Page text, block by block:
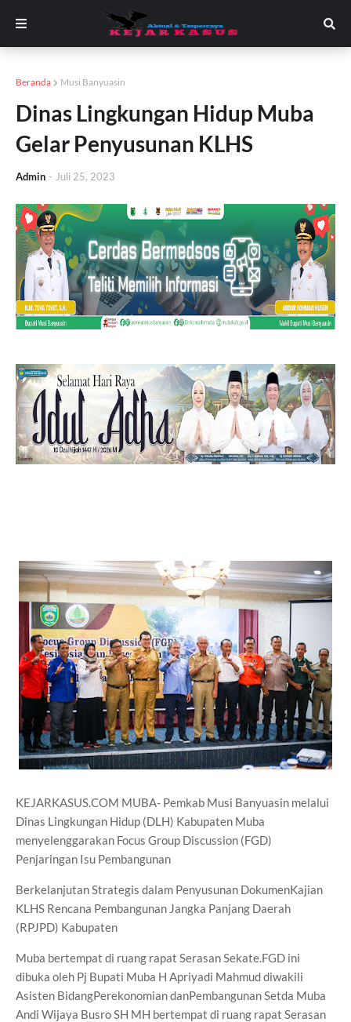
Beranda Musi Banyuasin
Dinas Lingkungan Hidup Muba
Gelar Penyusunan KLHS
Admin - Juli 25, 2023
KEJARKASUS.COM MUBA- Pemkab Musi Banyuasin melalui
Dinas Lingkungan Hidup (DLH) Kabupaten Muba
menyelenggarakan Focus Group Discussion (FGD)
Penjaringan Isu Pembangunan
Berkelanjutan Strategis dalam Penyusunan DokumenKajian
KLHS Rencana Pembangunan Jangka Panjang Daerah
(RPJPD) Kabupaten
Muba bertempat di ruang rapat Serasan Sekate.FGD ini
dibuka oleh Pj Bupati Muba H Apriyadi Mahmud diwakili
Asisten BidangPerekonomian danPembangunan Setda Muba
Andi Wijaya Busro SH MH bertempat di ruang rapat Serasan